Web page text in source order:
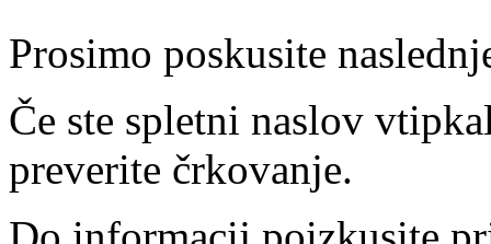
Prosimo poskusite
Če ste spletni naslov
preverite črkovanje.